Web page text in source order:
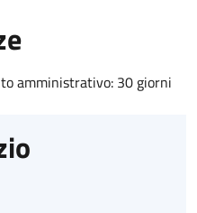
amministrativo: 30 giorni